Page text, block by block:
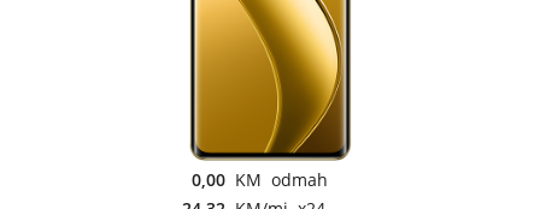
0,00 KM odmah